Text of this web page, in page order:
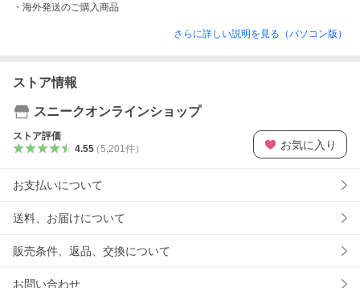
・海外発送のご購入商品
さらに詳しい説明を見る（パソコン版）
ストア情報
スニークオンラインショップ
ストア評価
4.55（5,201 件） お気に入り
お支払いについて
送料、お届けについて
販売条件、返品、交換について
お問い合わせ